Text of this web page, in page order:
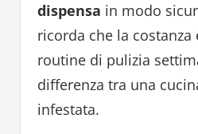
dispensa in modo
ricorda che la costanza
routine di pulizia
differenza tra una
infestata.